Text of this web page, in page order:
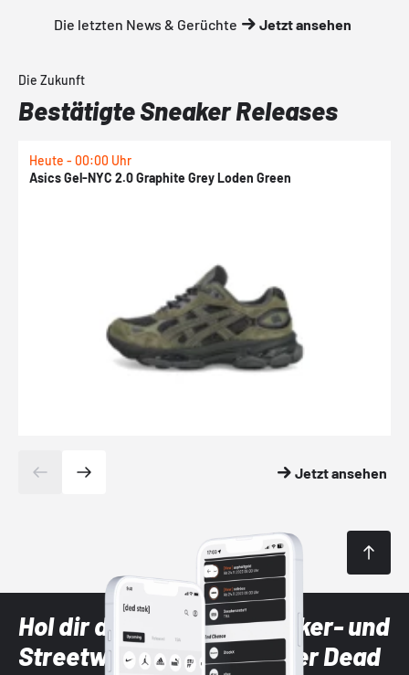
Die letzten News & Gerüchte Jetzt ansehen
Die Zukunft
Bestätigte Sneaker Releases
Heute - 00:00 Uhr
Asics Gel-NYC 2.0 Graphite Grey Loden Green
Jetzt ansehen
Hol dir die neuesten Sneaker- und
Streetwear-Brands mit der Dead